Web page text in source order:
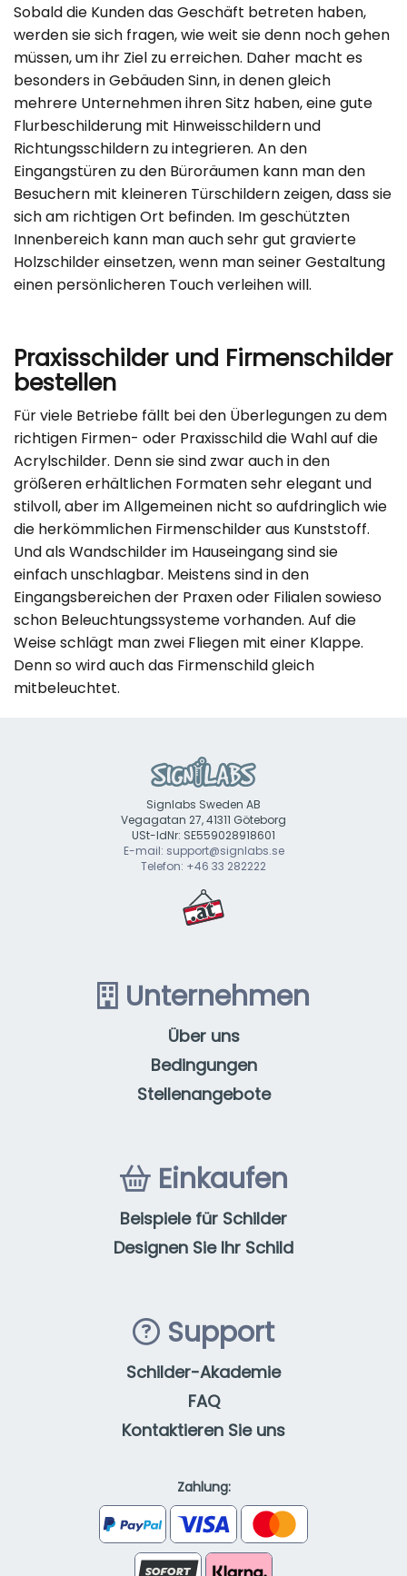
Sobald die Kunden das Geschäft betreten haben,
werden sie sich fragen, wie weit sie denn noch gehen
müssen, um ihr Ziel zu erreichen. Daher macht es
besonders in Gebäuden Sinn, in denen gleich
mehrere Unternehmen ihren Sitz haben, eine gute
Flurbeschilderung mit Hinweisschildern und
Richtungsschildern zu integrieren. An den
Eingangstüren zu den Büroräumen kann man den
Besuchern mit kleineren Türschildern zeigen, dass sie
sich am richtigen Ort befinden. Im geschützten
Innenbereich kann man auch sehr gut gravierte
Holzschilder einsetzen, wenn man seiner Gestaltung
einen persönlicheren Touch verleihen will.
Praxisschilder und Firmenschilder
bestellen
Für viele Betriebe fällt bei den Überlegungen zu dem
richtigen Firmen- oder Praxisschild die Wahl auf die
Acrylschilder. Denn sie sind zwar auch in den
größeren erhältlichen Formaten sehr elegant und
stilvoll, aber im Allgemeinen nicht so aufdringlich wie
die herkömmlichen Firmenschilder aus Kunststoff.
Und als Wandschilder im Hauseingang sind sie
einfach unschlagbar. Meistens sind in den
Eingangsbereichen der Praxen oder Filialen sowieso
schon Beleuchtungssysteme vorhanden. Auf die
Weise schlägt man zwei Fliegen mit einer Klappe.
Denn so wird auch das Firmenschild gleich
mitbeleuchtet.
Signlabs Sweden AB
Vegagatan 27, 41311 Göteborg
USt-IdNr: SE559028918601
E-mail: support@signlabs.se
Telefon: +46 33 282222
Unternehmen
Über uns
Bedingungen
Stellenangebote
Einkaufen
Beispiele für Schilder
Designen Sie Ihr Schild
Support
Schilder-Akademie
FAQ
Kontaktieren Sie uns
Zahlung: